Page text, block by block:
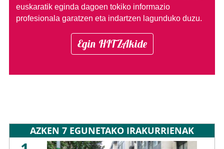
euskaratik eginda dagoen tokiko informazio
profesionala garatzen eta indartzen lagunduko duzu.
Egin HITZAkide
AZKEN 7 EGUNETAKO IRAKURRIENAK